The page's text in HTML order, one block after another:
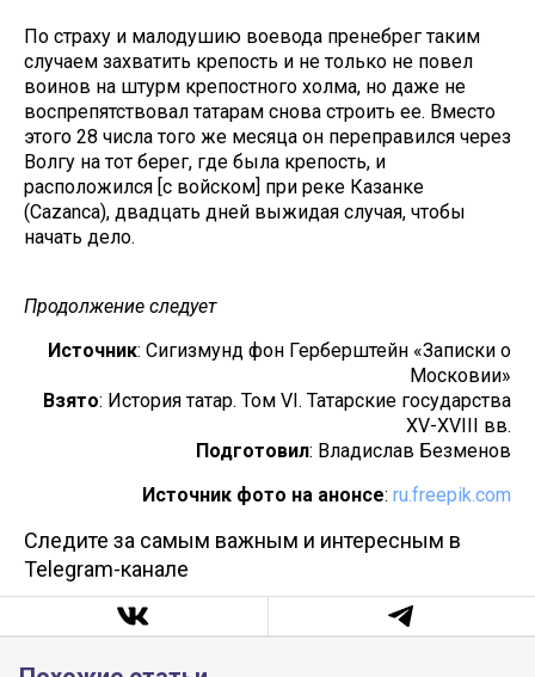
По страху и малодушию воевода пренебрег таким
случаем захватить крепость и не только не повел
воинов на штурм крепостного холма, но даже не
воспрепятствовал татарам снова строить ее. Вместо
этого 28 числа того же месяца он переправился через
Волгу на тот берег, где была крепость, и
расположился [с войском] при реке Казанке
(Cazanca), двадцать дней выжидая случая, чтобы
начать дело.
Продолжение следует
Источник: Сигизмунд фон Герберштейн «Записки о
Московии»
Взято: История татар. Том VI. Татарские государства
XV-XVIII вв.
Подготовил: Владислав Безменов
Источник фото на анонсе: ru.freepik.com
Следите за самым важным и интересным в
Telegram-канале